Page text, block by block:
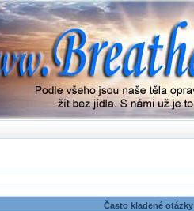
Často kladené otázky